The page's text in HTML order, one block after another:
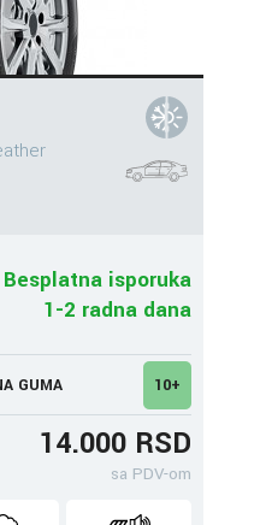
Besplatna isporuka
1-2 radna dana
GUMA 10+
14.000 RSD
sa PDV-om